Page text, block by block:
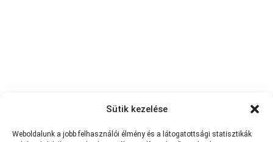
Sütik kezelése
Weboldalunk a jobb felhasználói élmény és a látogatottsági statisztikák